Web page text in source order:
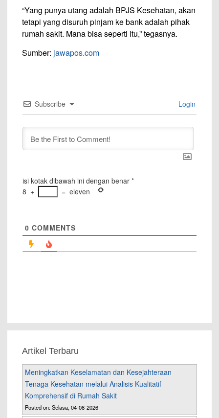
“Yang punya utang adalah BPJS Kesehatan, akan
tetapi yang disuruh pinjam ke bank adalah pihak
rumah sakit. Mana bisa seperti itu,” tegasnya.
Sumber: jawapos.com
Subscribe Login
isi kotak dibawah ini dengan benar *
8 + = eleven
0 COMMENTS
Artikel Terbaru
Meningkatkan Keselamatan dan Kesejahteraan
Tenaga Kesehatan melalui Analisis Kualitatif
Komprehensif di Rumah Sakit
Posted on: Selasa, 04-08-2026